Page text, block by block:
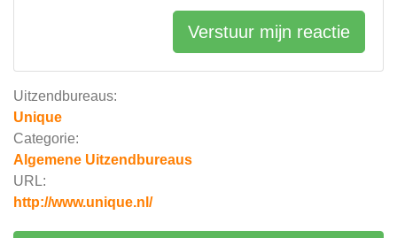
Uitzendbureaus:
Unique
Categorie:
Algemene Uitzendbureaus
URL:
http://www.unique.nl/
Verstuur mijn reactie